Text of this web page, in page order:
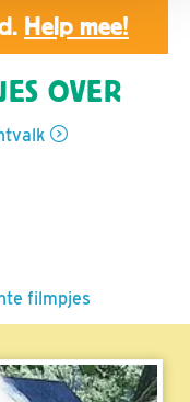
Help mee!
OVER
filmpjes